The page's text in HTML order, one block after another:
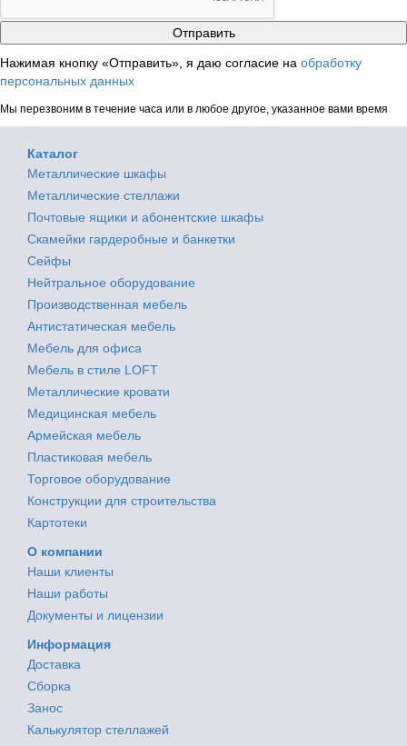
Нажимая кнопку «Отправить», я даю согласие на обработку
персональных данных
Мы перезвоним в течение часа или в любое другое, указанное вами время
Каталог
Металлические шкафы
Металлические стеллажи
Почтовые ящики и абонентские шкафы
Скамейки гардеробные и банкетки
Сейфы
Нейтральное оборудование
Производственная мебель
Антистатическая мебель
Мебель для офиса
Мебель в стиле LOFT
Металлические кровати
Медицинская мебель
Армейская мебель
Пластиковая мебель
Торговое оборудование
Конструкции для строительства
Картотеки
О компании
Наши клиенты
Наши работы
Документы и лицензии
Информация
Доставка
Сборка
Занос
Калькулятор стеллажей